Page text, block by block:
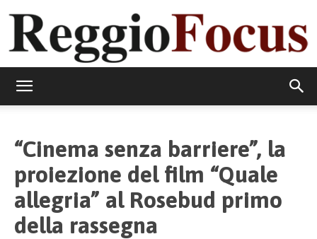
“Cinema senza barriere”, la
proiezione del film “Quale
allegria” al Rosebud primo
della rassegna